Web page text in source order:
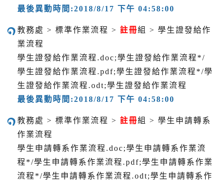
最後異動時間:2018/8/17 下午 04:58:00
教務處 > 標準作業流程 > 註冊組 > 學生證發給作
業流程
學生證發給作業流程.doc;學生證發給作業流程*/
學生證發給作業流程.pdf;學生證發給作業流程*/學
生證發給作業流程.odt;學生證發給作業流程
最後異動時間:2018/8/17 下午 04:58:00
教務處 > 標準作業流程 > 註冊組 > 學生申請轉系
作業流程
學生申請轉系作業流程.doc;學生申請轉系作業流
程*/學生申請轉系作業流程.pdf;學生申請轉系作業
流程*/學生申請轉系作業流程.odt;學生申請轉系作